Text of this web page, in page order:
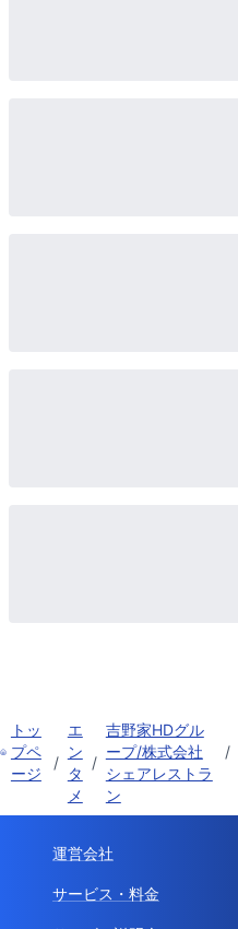
トッ
プペ
ージ
/
エ
ン
タ
メ
/
吉野家HDグル
ープ/株式会社
シェアレストラ
ン
/
運営会社
サービス・料金